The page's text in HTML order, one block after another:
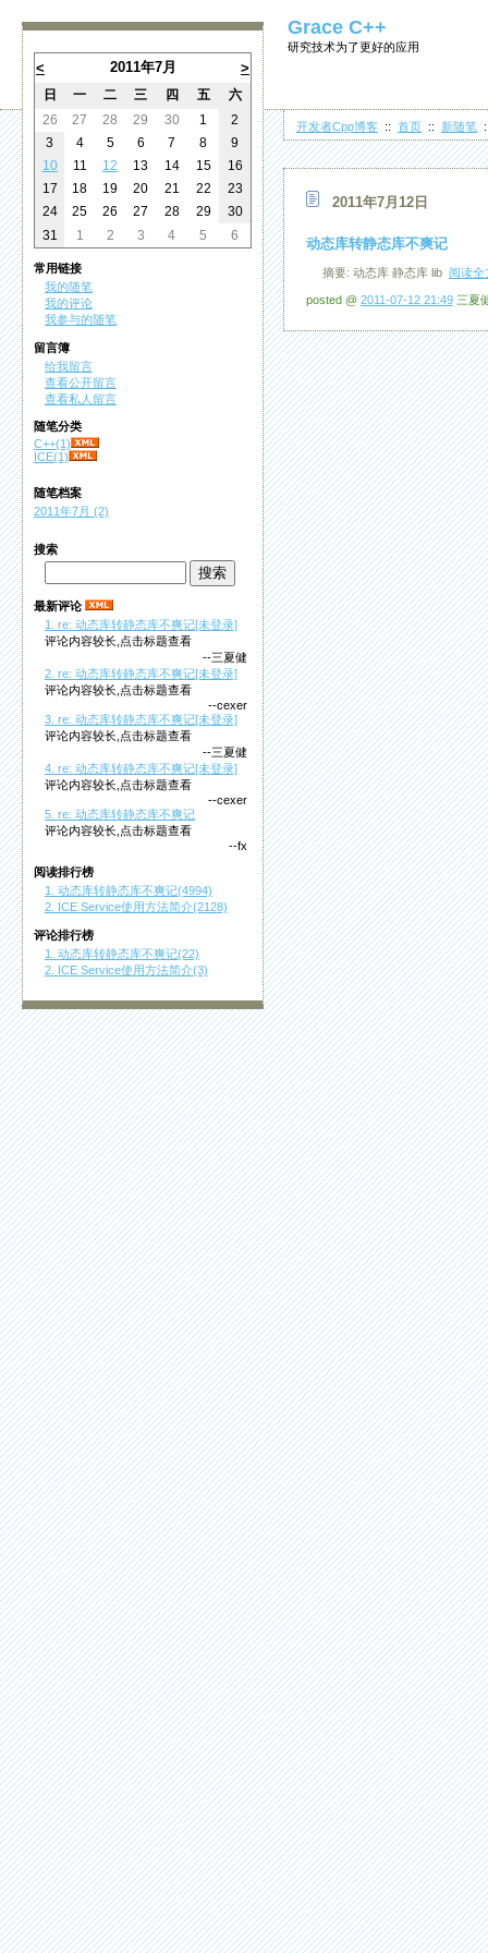
Grace C++
研究技术为了更好的应用
开发者Cpp博客 :: 首页 :: 新随笔
< 2011年7月 >
日 一 二 三 四 五
六
26
27 28 29 30 1
2
3
4 5 6 7 8
9
10
11 12 13 14 15
16
17
18 19 20 21 22
23
24
25 26 27 28 29
30
31
1 2 3 4 5 6
常用链接
我的随笔
我的评论
我参与的随笔
留言簿
给我留言
查看公开留言
查看私人留言
随笔分类
C++(1)
ICE(1)
随笔档案
2011年7月 (2)
搜索
最新评论
1. re: 动态库转静态库不爽记[未登录]
评论内容较长,点击标题查看
--三夏健
2. re: 动态库转静态库不爽记[未登录]
评论内容较长,点击标题查看
--cexer
3. re: 动态库转静态库不爽记[未登录]
评论内容较长,点击标题查看
--三夏健
4. re: 动态库转静态库不爽记[未登录]
评论内容较长,点击标题查看
--cexer
5. re: 动态库转静态库不爽记
评论内容较长,点击标题查看
--fx
阅读排行榜
1. 动态库转静态库不爽记(4994)
2. ICE Service使用方法简介(2128)
评论排行榜
1. 动态库转静态库不爽记(22)
2. ICE Service使用方法简介(3)
2011年7月12日
动态库转静态库不爽记
摘要: 动态库 静态库 lib 阅读全
posted @ 2011-07-12 21:49 三夏